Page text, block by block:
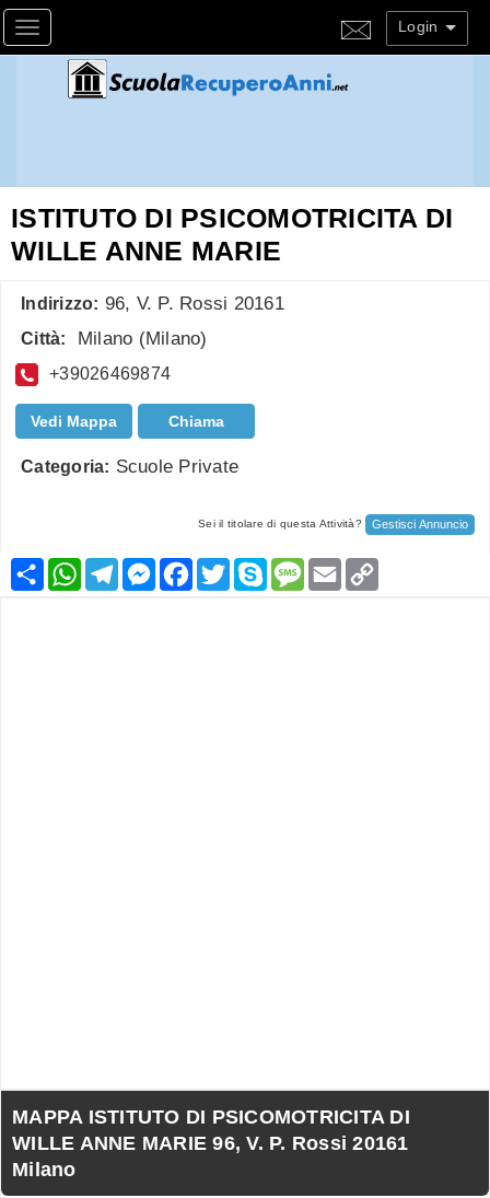
Toggle navigation Login
ISTITUTO DI PSICOMOTRICITA DI
WILLE ANNE MARIE
Indirizzo: 96, V. P. Rossi 20161
Città: Milano (Milano)
+39026469874
Vedi Mappa Chiama
Categoria: Scuole Private
Sei il titolare di questa Attività? Gestisci Annuncio
CondividiWhatsApp
TelegramMessenger
Facebook
TwitterSkypeMessage
Email
MAPPA ISTITUTO DI PSICOMOTRICITA DI
WILLE ANNE MARIE 96, V. P. Rossi 20161
Milano